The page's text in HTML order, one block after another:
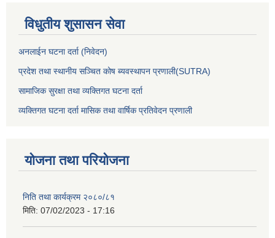
विधुतीय शुसासन सेवा
अनलाईन घटना दर्ता (निवेदन)
प्रदेश तथा स्थानीय सञ्चित कोष ब्यवस्थापन प्रणाली(SUTRA)
सामाजिक सुरक्षा तथा व्यक्तिगत घटना दर्ता
व्यक्तिगत घटना दर्ता मासिक तथा वार्षिक प्रतिवेदन प्रणाली
योजना तथा परियोजना
निति तथा कार्यक्रम २०८०/८१
मिति: 07/02/2023 - 17:16